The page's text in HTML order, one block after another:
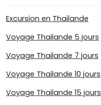
Excursion en Thaïlande
Voyage Thaïlande 5 jours
Voyage Thaïlande 7 jours
Voyage Thaïlande 10 jours
Voyage Thaïlande 15 jours